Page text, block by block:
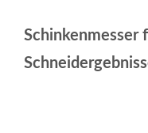
Schinkenmesser